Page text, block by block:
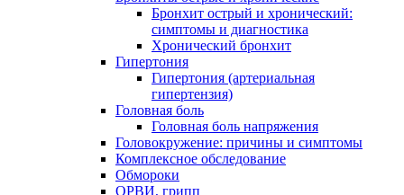
Бронхит острый и хронический:
симптомы и диагностика
Хронический бронхит
Гипертония
Гипертония (артериальная
гипертензия)
Головная боль
Головная боль напряжения
Головокружение: причины и симптомы
Комплексное обследование
Обмороки
ОРВИ, грипп